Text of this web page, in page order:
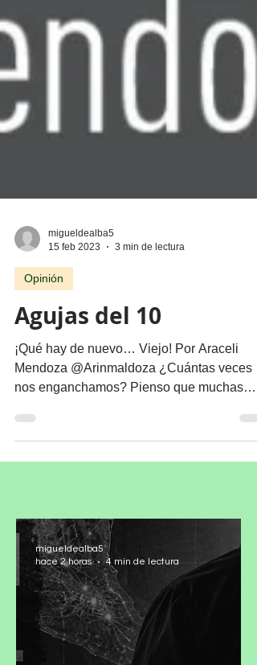
15 feb 2023
Agujas del 10
¡Qué hay de nuevo… Viejo! Por Araceli
Mendoza @Arinmaldoza ¿Cuántas veces
nos enganchamos? Pienso que muchas
migueldealba5
hace 2 horas
4 min de lectura